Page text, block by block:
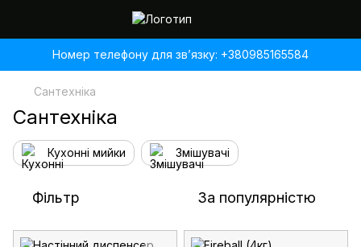
Номер телефону для звʼязку: +380985165584
Сантехніка
Сантехніка
Кухонні мийки Змішувачі
Фільтр За популярністю